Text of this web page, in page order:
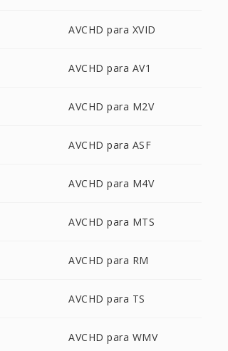
AVCHD para XVID
AVCHD para AV1
AVCHD para M2V
AVCHD para ASF
AVCHD para M4V
AVCHD para MTS
AVCHD para RM
AVCHD para TS
AVCHD para WMV